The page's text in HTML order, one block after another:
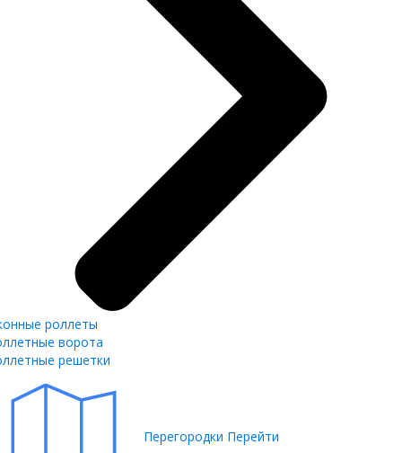
роллеты
ворота
решетки
Перегородки Перейти